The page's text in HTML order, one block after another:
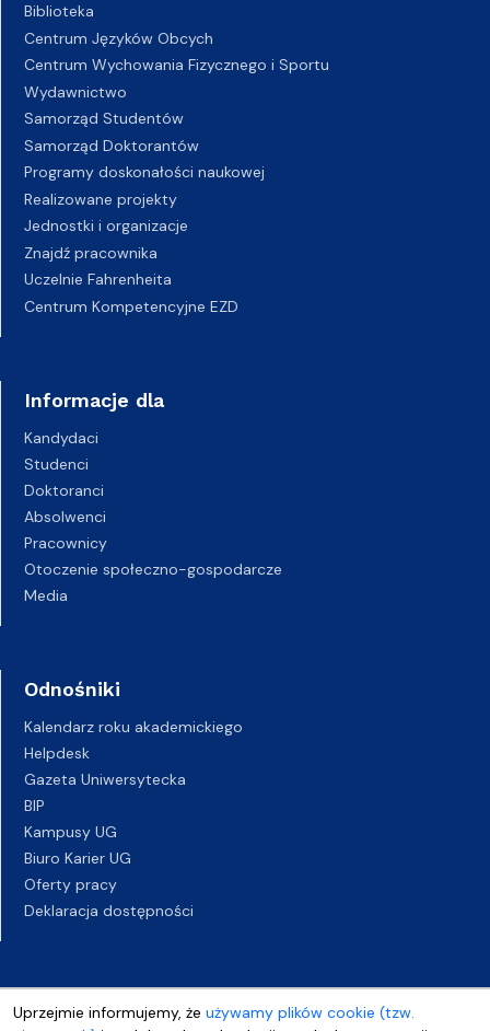
Uprzejmie informujemy, że używamy plików cookie (tzw.
Biblioteka
Centrum Języków Obcych
Centrum Wychowania Fizycznego i Sportu
Wydawnictwo
Samorząd Studentów
Samorząd Doktorantów
Programy doskonałości naukowej
Realizowane projekty
Jednostki i organizacje
Znajdź pracownika
Uczelnie Fahrenheita
Centrum Kompetencyjne EZD
Informacje dla
Kandydaci
Studenci
Doktoranci
Absolwenci
Pracownicy
Otoczenie społeczno-gospodarcze
Media
Odnośniki
Kalendarz roku akademickiego
Helpdesk
Gazeta Uniwersytecka
BIP
Kampusy UG
Biuro Karier UG
Oferty pracy
Deklaracja dostępności